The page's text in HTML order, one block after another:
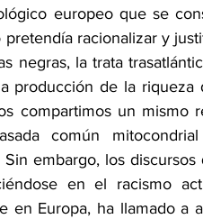
europeo que se
racionalizar y
negras, la trata
producción de la riqueza
compartimos un mismo
común
embargo, los
en el racismo
en Europa, ha llamado a